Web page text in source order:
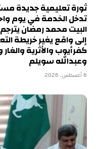
تدخل الخدمة في يوم
البيت محمد رمضان
إلى واقع يغير خريطة
كفرأيوب والأثرية
وعبدالله سويلم
6 أغسطس، 2026